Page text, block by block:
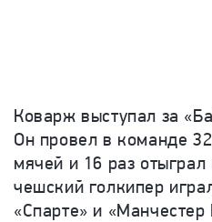
Коварж выступал за
Он провел в команде
мячей и 16 раз отыграл
чешский голкипер
«Спарте» и